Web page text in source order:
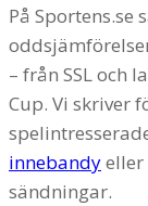
På Sportens.se
– från SSL och
Cup. Vi skriver
innebandyeller
sändningar.